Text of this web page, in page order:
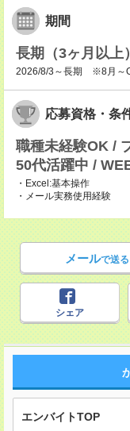
期間
長期（3ヶ月以上）
2026/8/3～長期 ※8月～
応募資格・条
職種未経験OK /
50代活躍中 /
・Excel:基本操作
・メール実務使用経験
メールで送る
シェア
エンバイトTOP